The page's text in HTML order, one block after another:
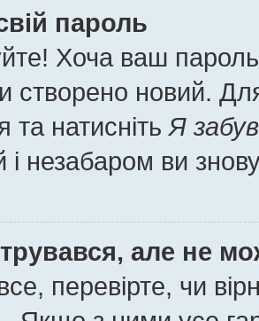
пароль
Хоча ваш
створено новий.
та натисніть Я
і незабаром ви
але не
перевірте, чи